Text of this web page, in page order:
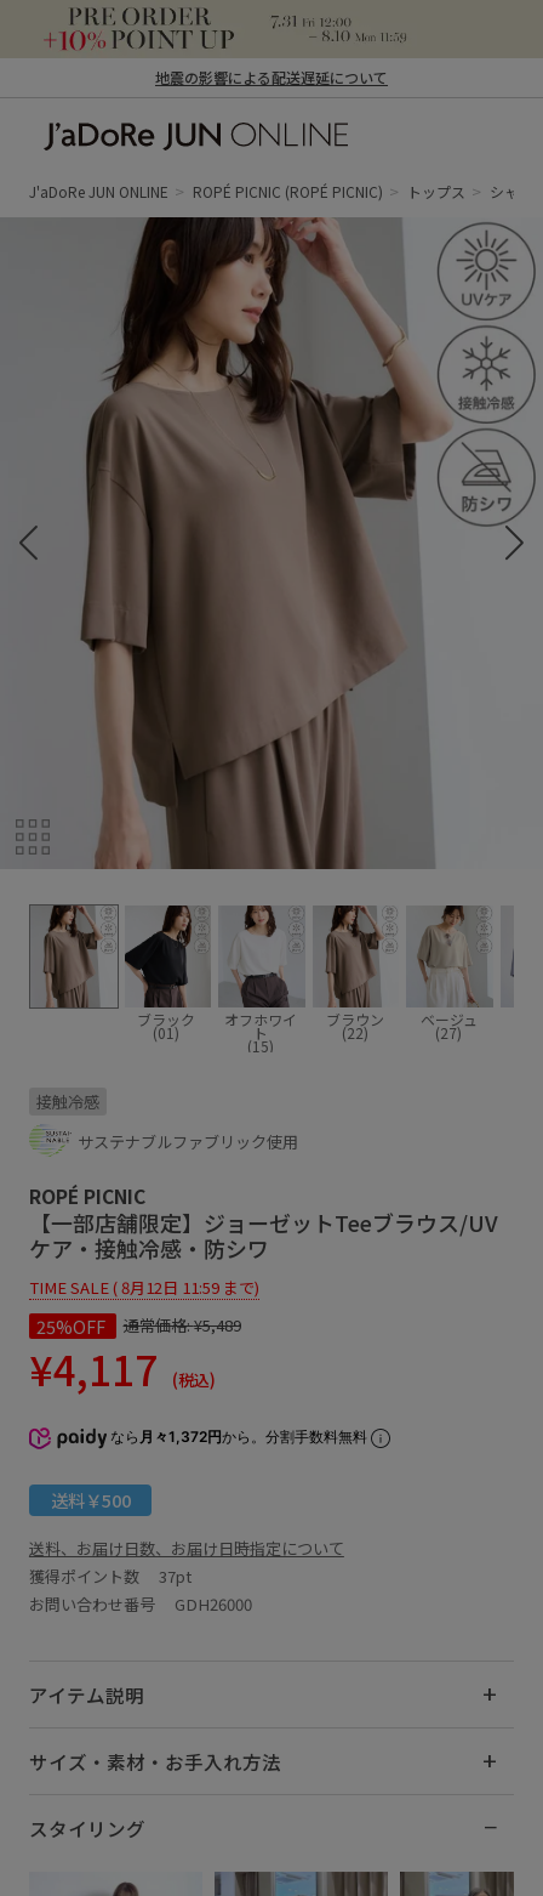
地震の影響による配送遅延について
ン オンライン）
J'aDoRe JUN ONLINE ROPÉ PICNIC (ROPÉ PICNIC) トップス シャツ
ブラック
(01)
オフホワイ
ト
(15)
ブラウン
(22)
ベージュ
(27)
接触冷感
サステナブルファブリック使用
ROPÉ PICNIC
【一部店舗限定】ジョーゼットTeeブラウス/UV
ケア・接触冷感・防シワ
TIME SALE ( 8月12日 11:59 まで)
25%OFF 通常価格:¥5,489
¥4,117 (税込)
なら 月々1,372円から。分割手数料無料
送料￥500
送料、お届け日数、お届け日時指定について
獲得ポイント数 37pt
お問い合わせ番号 GDH26000
アイテム説明
サイズ・素材・お手入れ方法
スタイリング